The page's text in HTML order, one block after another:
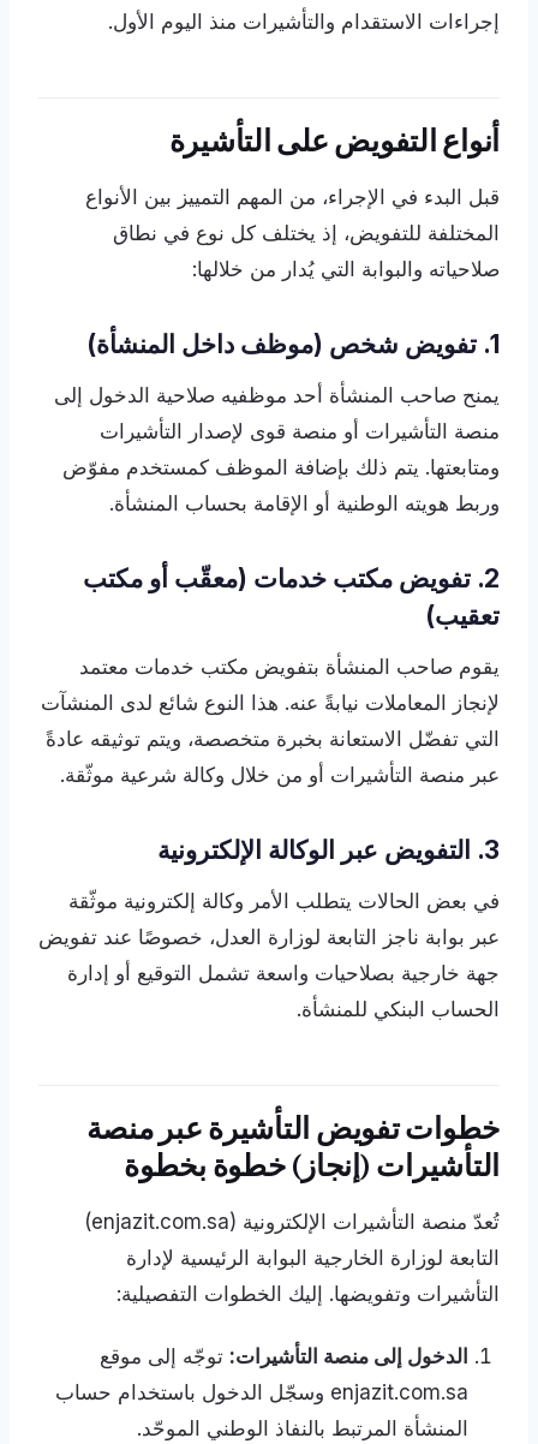
إجراءات الاستقدام والتأشيرات منذ اليوم الأول.
أنواع التفويض على التأشيرة
قبل البدء في الإجراء، من المهم التمييز بين الأنواع
المختلفة للتفويض، إذ يختلف كل نوع في نطاق
صلاحياته والبوابة التي يُدار من خلالها:
1. تفويض شخص (موظف داخل المنشأة)
يمنح صاحب المنشأة أحد موظفيه صلاحية الدخول إلى
منصة التأشيرات أو منصة قوى لإصدار التأشيرات
ومتابعتها. يتم ذلك بإضافة الموظف كمستخدم مفوّض
وربط هويته الوطنية أو الإقامة بحساب المنشأة.
2. تفويض مكتب خدمات (معقّب أو مكتب
تعقيب)
يقوم صاحب المنشأة بتفويض مكتب خدمات معتمد
لإنجاز المعاملات نيابةً عنه. هذا النوع شائع لدى المنشآت
التي تفضّل الاستعانة بخبرة متخصصة، ويتم توثيقه عادةً
عبر منصة التأشيرات أو من خلال وكالة شرعية موثّقة.
3. التفويض عبر الوكالة الإلكترونية
في بعض الحالات يتطلب الأمر وكالة إلكترونية موثّقة
عبر بوابة ناجز التابعة لوزارة العدل، خصوصًا عند تفويض
جهة خارجية بصلاحيات واسعة تشمل التوقيع أو إدارة
الحساب البنكي للمنشأة.
خطوات تفويض التأشيرة عبر منصة
التأشيرات (إنجاز) خطوة بخطوة
تُعدّ منصة التأشيرات الإلكترونية (enjazit.com.sa)
التابعة لوزارة الخارجية البوابة الرئيسية لإدارة
التأشيرات وتفويضها. إليك الخطوات التفصيلية:
الدخول إلى منصة التأشيرات: توجّه إلى موقع
enjazit.com.sa وسجّل الدخول باستخدام حساب
المنشأة المرتبط بالنفاذ الوطني الموحّد.